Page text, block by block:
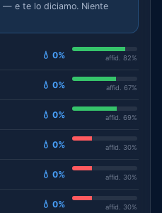
— e te lo diciamo. Niente
💧 0% affid. 82%
💧 0% affid. 67%
💧 0% affid. 69%
💧 0% affid. 30%
💧 0% affid. 30%
💧 0% affid. 30%